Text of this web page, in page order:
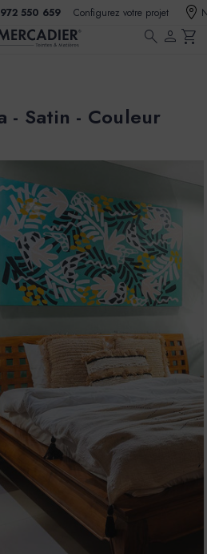
550 659 Configurez votre projet
search person shopping_cart
- Satin - Couleur